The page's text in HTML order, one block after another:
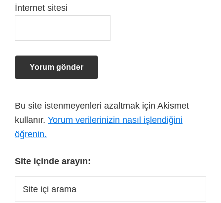
İnternet sitesi
Bu site istenmeyenleri azaltmak için Akismet
kullanır. Yorum verilerinizin nasıl işlendiğini
öğrenin.
Site içinde arayın: